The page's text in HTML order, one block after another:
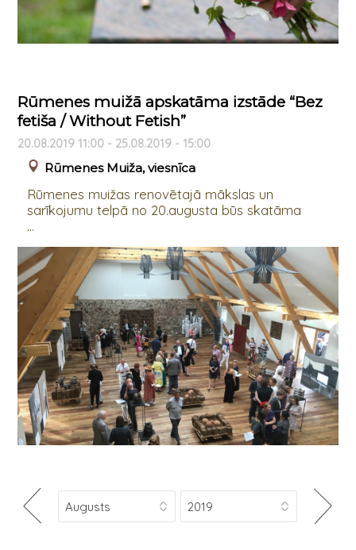
Rūmenes muižā apskatāma izstāde “Bez
fetiša / Without Fetish”
20.08.2019 11:00 - 25.08.2019 - 15:00
Rūmenes Muiža, viesnīca
Rūmenes muižas renovētajā mākslas un
sarīkojumu telpā no 20.augusta būs skatāma
...